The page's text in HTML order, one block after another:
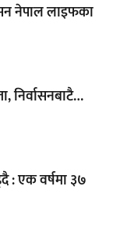
नेपाल लाइफका
निर्वासनबाटै…
: एक वर्षमा ३७